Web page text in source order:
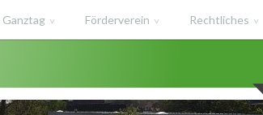
Ganztag Förderverein Rechtliches